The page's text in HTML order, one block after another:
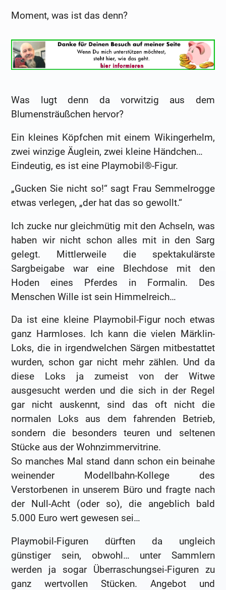
Moment, was ist das denn?
Was lugt denn da vorwitzig aus dem
Blumensträußchen hervor?
Ein kleines Köpfchen mit einem Wikingerhelm,
zwei winzige Äuglein, zwei kleine Händchen…
Eindeutig, es ist eine Playmobil®-Figur.
„Gucken Sie nicht so!“ sagt Frau Semmelrogge
etwas verlegen, „der hat das so gewollt.“
Ich zucke nur gleichmütig mit den Achseln, was
haben wir nicht schon alles mit in den Sarg
gelegt. Mittlerweile die spektakulärste
Sargbeigabe war eine Blechdose mit den
Hoden eines Pferdes in Formalin. Des
Menschen Wille ist sein Himmelreich…
Da ist eine kleine Playmobil-Figur noch etwas
ganz Harmloses. Ich kann die vielen Märklin-
Loks, die in irgendwelchen Särgen mitbestattet
wurden, schon gar nicht mehr zählen. Und da
diese Loks ja zumeist von der Witwe
ausgesucht werden und die sich in der Regel
gar nicht auskennt, sind das oft nicht die
normalen Loks aus dem fahrenden Betrieb,
sondern die besonders teuren und seltenen
Stücke aus der Wohnzimmervitrine.
So manches Mal stand dann schon ein beinahe
weinender Modellbahn-Kollege des
Verstorbenen in unserem Büro und fragte nach
der Null-Acht (oder so), die angeblich bald
5.000 Euro wert gewesen sei…
Playmobil-Figuren dürften da ungleich
günstiger sein, obwohl… unter Sammlern
werden ja sogar Überraschungsei-Figuren zu
ganz wertvollen Stücken. Angebot und